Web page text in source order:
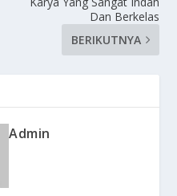
Dan Berkelas
BERIKUTNYA
Admin